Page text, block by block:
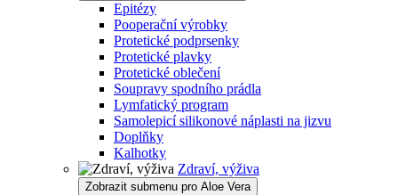
Epitézy
Pooperační výrobky
Protetické podprsenky
Protetické plavky
Protetické oblečení
Soupravy spodního prádla
Lymfatický program
Samolepicí silikonové náplasti na jizvu
Doplňky
Kalhotky
Zdraví, výživa
Zobrazit submenu pro Aloe Vera